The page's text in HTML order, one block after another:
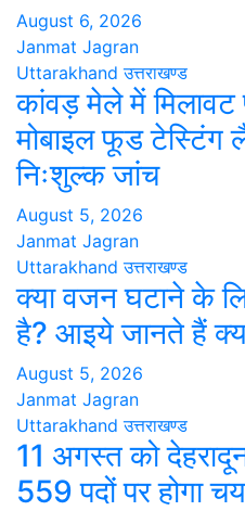
August 6, 2026
Janmat Jagran
Uttarakhand उत्तराखण्ड
कांवड़ मेले में मिलावट
मोबाइल फूड टेस्टिंग
निःशुल्क जांच
August 5, 2026
Janmat Jagran
Uttarakhand उत्तराखण्ड
क्या वजन घटाने के
है? आइये जानते हैं
August 5, 2026
Janmat Jagran
Uttarakhand उत्तराखण्ड
11 अगस्त को
559 पदों पर होगा